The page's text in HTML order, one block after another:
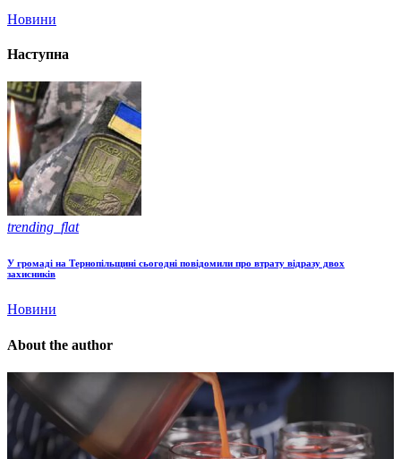
Новини
Наступна
trending_flat
У громаді на Тернопільщині сьогодні повідомили про втрату відразу двох
захисників
Новини
About the author